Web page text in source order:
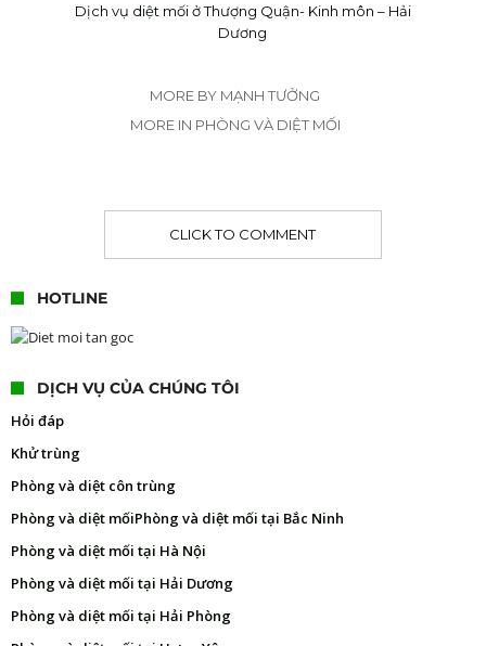
Dịch vụ diệt mối ở Thượng Quận- Kinh môn – Hải
Dương
MORE BY MẠNH TƯỞNG
MORE IN PHÒNG VÀ DIỆT MỐI
CLICK TO COMMENT
HOTLINE
DỊCH VỤ CỦA CHÚNG TÔI
Hỏi đáp
Khử trùng
Phòng và diệt côn trùng
Phòng và diệt mốiPhòng và diệt mối tại Bắc Ninh
Phòng và diệt mối tại Hà Nội
Phòng và diệt mối tại Hải Dương
Phòng và diệt mối tại Hải Phòng